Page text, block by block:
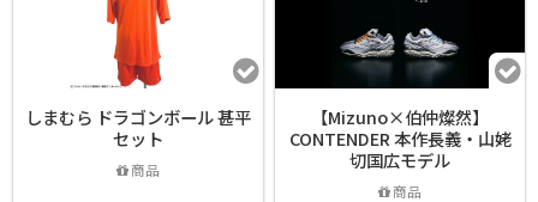
しまむら ドラゴンボール 甚平
セット
商品
【Mizuno×伯仲燦然】
CONTENDER 本作長義・山姥
切国広モデル
商品